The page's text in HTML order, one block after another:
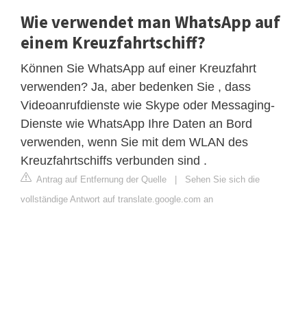
Wie verwendet man WhatsApp auf
einem Kreuzfahrtschiff?
Können Sie WhatsApp auf einer Kreuzfahrt
verwenden? Ja, aber bedenken Sie , dass
Videoanrufdienste wie Skype oder Messaging-
Dienste wie WhatsApp Ihre Daten an Bord
verwenden, wenn Sie mit dem WLAN des
Kreuzfahrtschiffs verbunden sind .
Antrag auf Entfernung der Quelle | Sehen Sie sich die
vollständige Antwort auf translate.google.com an